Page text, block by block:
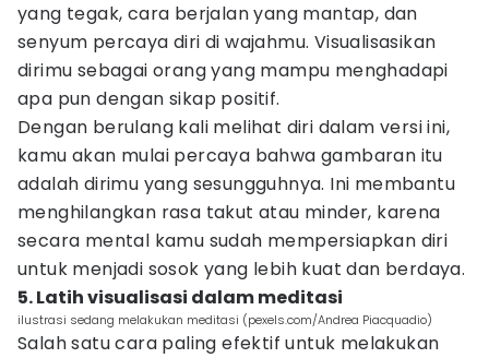
yang tegak, cara berjalan yang mantap, dan
senyum percaya diri di wajahmu. Visualisasikan
dirimu sebagai orang yang mampu menghadapi
apa pun dengan sikap positif.
Dengan berulang kali melihat diri dalam versi ini,
kamu akan mulai percaya bahwa gambaran itu
adalah dirimu yang sesungguhnya. Ini membantu
menghilangkan rasa takut atau minder, karena
secara mental kamu sudah mempersiapkan diri
untuk menjadi sosok yang lebih kuat dan berdaya.
5. Latih visualisasi dalam meditasi
ilustrasi sedang melakukan meditasi (pexels.com/Andrea Piacquadio)
Salah satu cara paling efektif untuk melakukan